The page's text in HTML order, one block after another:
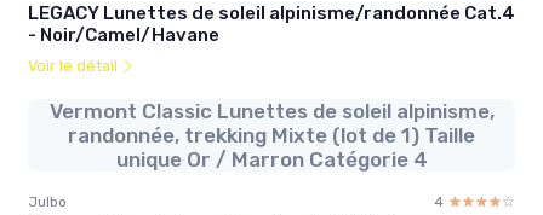
LEGACY Lunettes de soleil alpinisme/randonnée Cat.4
- Noir/Camel/Havane
Voir le détail
Vermont Classic Lunettes de soleil alpinisme,
randonnée, trekking Mixte (lot de 1) Taille
unique Or / Marron Catégorie 4
Julbo 4 ☆☆☆☆☆
★★★★★